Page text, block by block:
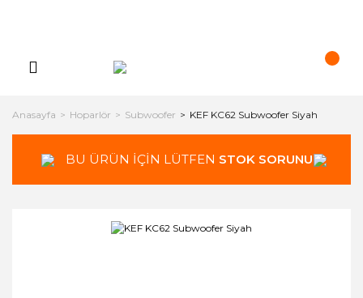
Anasayfa Hoparlör Subwoofer KEF KC62 Subwoofer Siyah
BU ÜRÜN İÇİN LÜTFEN STOK SORUNUZ